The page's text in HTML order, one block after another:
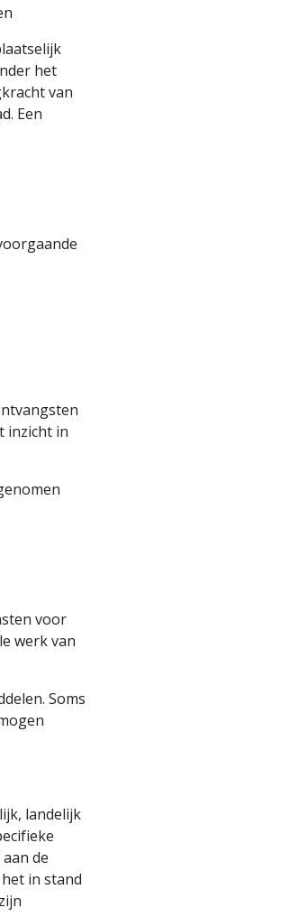
het
van
Een
inzicht in
voor
werk van
Soms
landelijk
de
in stand